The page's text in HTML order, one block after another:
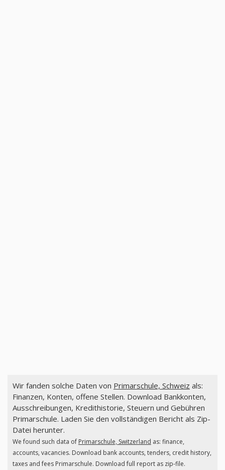
Wir fanden solche Daten von Primarschule, Schweiz als:
Finanzen, Konten, offene Stellen. Download Bankkonten,
Ausschreibungen, Kredithistorie, Steuern und Gebühren
Primarschule. Laden Sie den vollständigen Bericht als Zip-
Datei herunter.
We found such data of Primarschule, Switzerland as: finance,
accounts, vacancies. Download bank accounts, tenders, credit history,
taxes and fees Primarschule. Download full report as zip-file.